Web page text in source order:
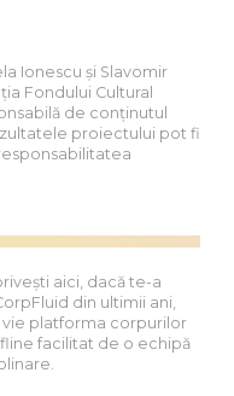
Ionescu și Slavomir
Fondului Cultural
de conținutul
proiectului pot fi
aici, dacă te-a
din ultimii ani,
platforma corpurilor
facilitat de o echipă